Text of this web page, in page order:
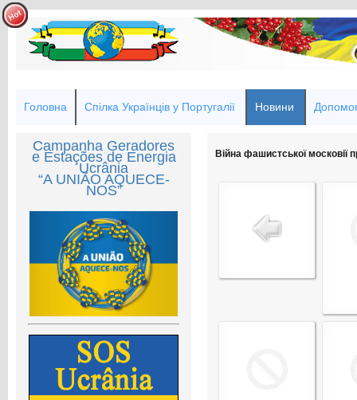
Головна Спілка Українців у Португалії Новини
Campanha Geradores
e Estações de Energia
Ucrânia
“A UNIÃO AQUECE-
NOS”
Війна фашистської московії